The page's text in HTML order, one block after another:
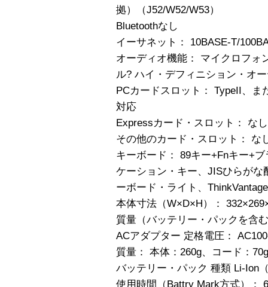
拠）（J52/W52/W53）
Bluetoothなし
イーサネット： 10BASE-T/
オーディオ機能： マイクロフォ
ル? ハイ・デフィニション・オ
PCカードスロット： TypeII、ま
対応
Expressカード・スロット： なし
その他のカード・スロット： な
キーボード： 89キー+Fnキー+
ケーション・キー、JISひらが
ーボード・ライト、
本体寸法（W×D×H）：
質量（バッテリー・パックを含
ACアダプター 定格電圧：
質量： 本体：260g、コード：70g
バッテリー・パック 種類 Li-Ion
使用時間（Battry Mark方式）：